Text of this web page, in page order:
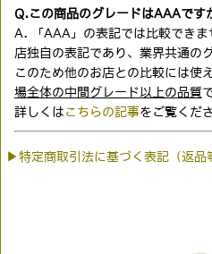
Q.この商品のグレードはAAAです
A. 「AAA」の表記では比較でき
店独自の表記であり、業界共通の
このため他のお店との比較には使
場全体の中間グレード以上の品質
詳しくは こちらの記事をご覧くださ
▶特定商取引法に基づく表記（返品